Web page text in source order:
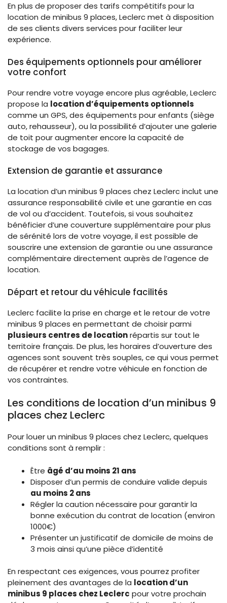
En plus de proposer des tarifs compétitifs pour la
location de minibus 9 places, Leclerc met à disposition
de ses clients divers services pour faciliter leur
expérience.
Des équipements optionnels pour améliorer
votre confort
Pour rendre votre voyage encore plus agréable, Leclerc
propose la location d’équipements optionnels
comme un GPS, des équipements pour enfants (siège
auto, rehausseur), ou la possibilité d’ajouter une galerie
de toit pour augmenter encore la capacité de
stockage de vos bagages.
Extension de garantie et assurance
La location d’un minibus 9 places chez Leclerc inclut une
assurance responsabilité civile et une garantie en cas
de vol ou d’accident. Toutefois, si vous souhaitez
bénéficier d’une couverture supplémentaire pour plus
de sérénité lors de votre voyage, il est possible de
souscrire une extension de garantie ou une assurance
complémentaire directement auprès de l’agence de
location.
Départ et retour du véhicule facilités
Leclerc facilite la prise en charge et le retour de votre
minibus 9 places en permettant de choisir parmi
plusieurs centres de locationrépartis sur tout le
territoire français. De plus, les horaires d’ouverture des
agences sont souvent très souples, ce qui vous permet
de récupérer et rendre votre véhicule en fonction de
vos contraintes.
Les conditions de location d’un minibus 9
places chez Leclerc
Pour louer un minibus 9 places chez Leclerc, quelques
conditions sont à remplir :
Être âgé d’au moins 21 ans
Disposer d’un permis de conduire valide depuis
au moins 2 ans
Régler la caution nécessaire pour garantir la
bonne exécution du contrat de location (environ
1000€)
Présenter un justificatif de domicile de moins de
3 mois ainsi qu’une pièce d’identité
En respectant ces exigences, vous pourrez profiter
pleinement des avantages de la location d’un
minibus 9 places chez Leclerc pour votre prochain